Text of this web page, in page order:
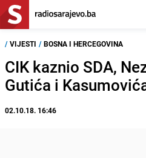
/ VIJESTI / BOSNA I HERCEGOVINA
CIK kaznio SDA,
Gutića i
02.10.18. 16:46